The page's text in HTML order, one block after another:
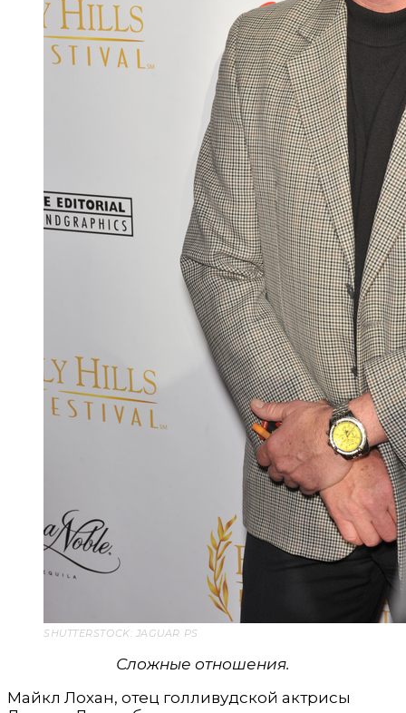
SHUTTERSTOCK: JAGUAR PS
Сложные отношения.
Майкл Лохан, отец голливудской актрисы